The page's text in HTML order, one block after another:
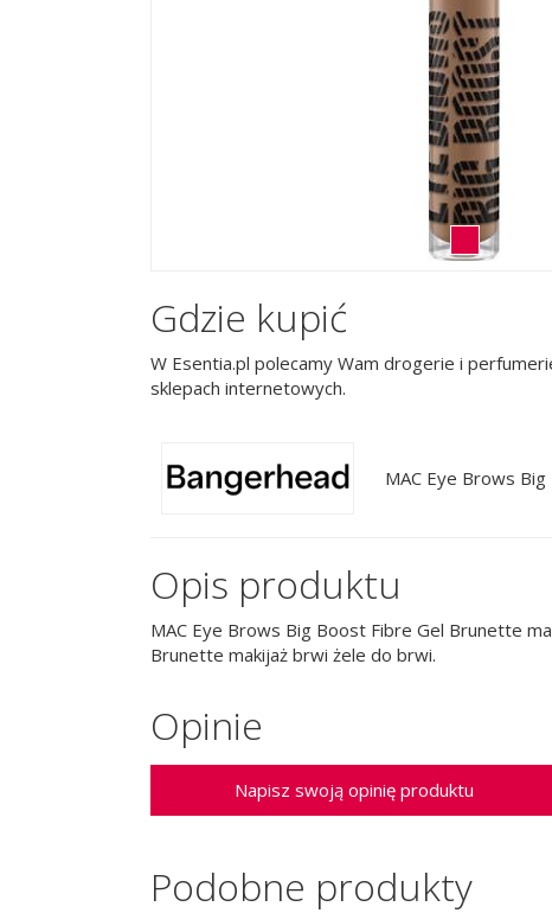
Gdzie kupić
W Esentia.pl polecamy Wam drogerie i
sklepach internetowych.
MAC Eye Brows
Opis produktu
MAC Eye Brows Big Boost Fibre Gel Brunette
Brunette makijaż brwi żele do brwi.
Opinie
Napisz swoją opinię produktu
Podobne produkty